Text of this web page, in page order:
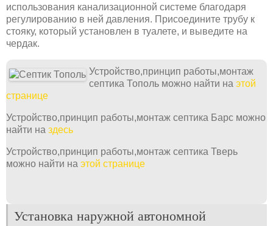
использования канализационной системе благодаря
регулированию в ней давления. Присоедините трубу к
стояку, который установлен в туалете, и выведите на
чердак.
Устройство,принцип работы,монтаж
септика Тополь можно найти на этой
странице
Устройство,принцип работы,монтаж септика Барс можно
найти на здесь
Устройство,принцип работы,монтаж септика Тверь
можно найти на этой странице
Установка наружной автономной